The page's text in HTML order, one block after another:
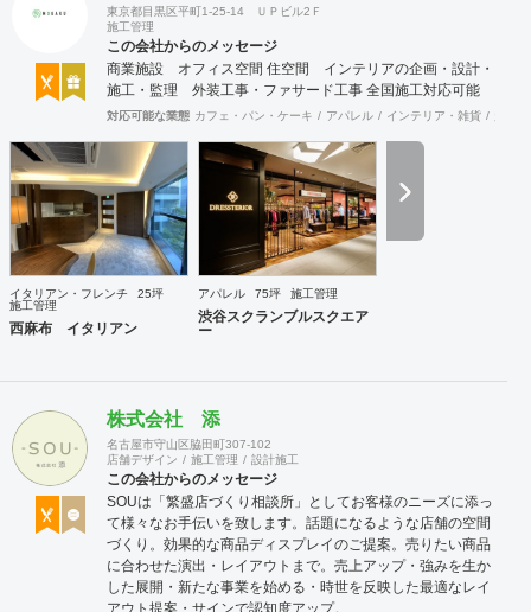
東京都目黒区平町1-25-14 ＵＰビル2Ｆ
施工管理
この会社からのメッセージ
商業施設 オフィス空間 住空間 インテリアの企画・設計・
施工・監理 外装工事・ファサード工事 全国施工対応可能
対応可能な業態 カフェ・パン・ケーキ アパレル インテリア・雑貨
イタリアン・フレンチ
25坪
施工管理
西麻布 イタリアン
アパレル 75坪 施工管理
渋谷スクランブルスクエア
ー
株式会社 添
名古屋市守山区脇田町307-102
店舗デザイン
施工管理 設計施工
この会社からのメッセージ
SOUは「繁盛店づくり相談所」としてお客様のニーズに添っ
て様々なお手伝いを致します。話題になるような店舗の空間
づくり。効果的な商品ディスプレイのご提案。売りたい商品
に合わせた演出・レイアウトまで。売上アップ・強みを生か
した展開・新たな事業を始める・時世を反映した最適なレイ
アウト提案・サインで認知度アップ。